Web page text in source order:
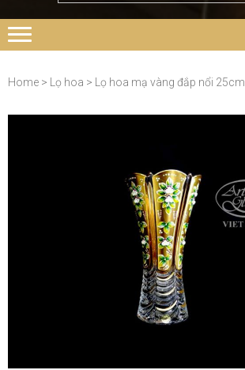
Home > Lọ hoa > Lọ hoa mạ vàng đắp nổi 25cm